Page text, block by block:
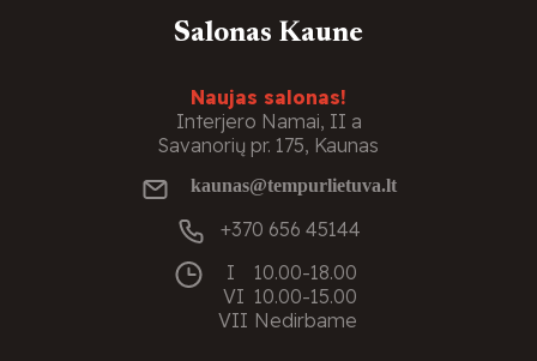
Salonas Kaune
Naujas salonas!
Interjero Namai, II a
Savanorių pr. 175, Kaunas
kaunas@tempurlietuva.lt
+370 656 45144
I
10.00-18.00
VI 10.00-15.00
VII Nedirbame